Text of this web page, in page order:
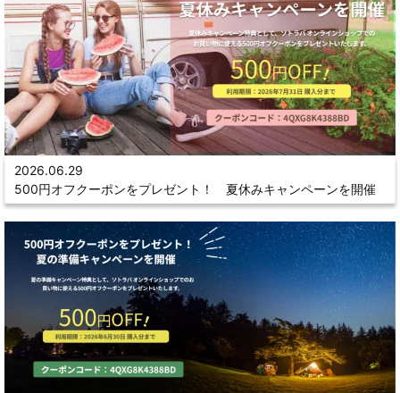
2026.06.29
500円オフクーポンをプレゼント！ 夏休みキャンペーンを開催